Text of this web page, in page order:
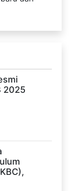
2025